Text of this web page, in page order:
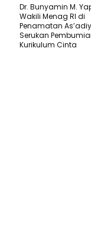
Dr. Bunyamin M.
Wakili Menag RI di
Penamatan
Serukan
Kurikulum Cinta